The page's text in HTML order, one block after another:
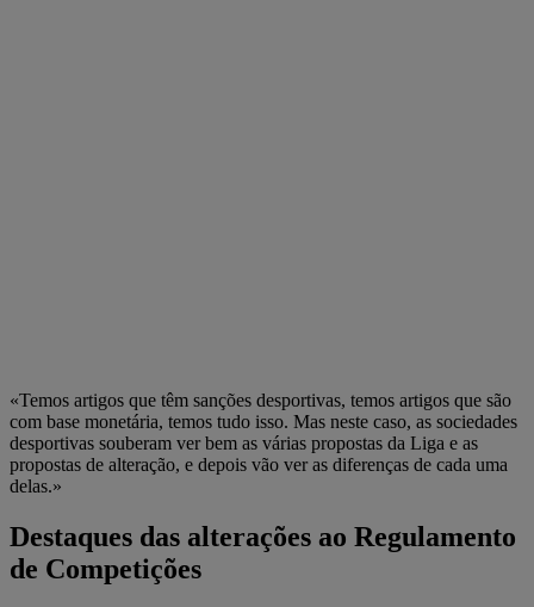
«Temos artigos que têm sanções desportivas, temos artigos que são
com base monetária, temos tudo isso. Mas neste caso, as sociedades
desportivas souberam ver bem as várias propostas da Liga e as
propostas de alteração, e depois vão ver as diferenças de cada uma
delas.»
Destaques das alterações ao Regulamento
de Competições